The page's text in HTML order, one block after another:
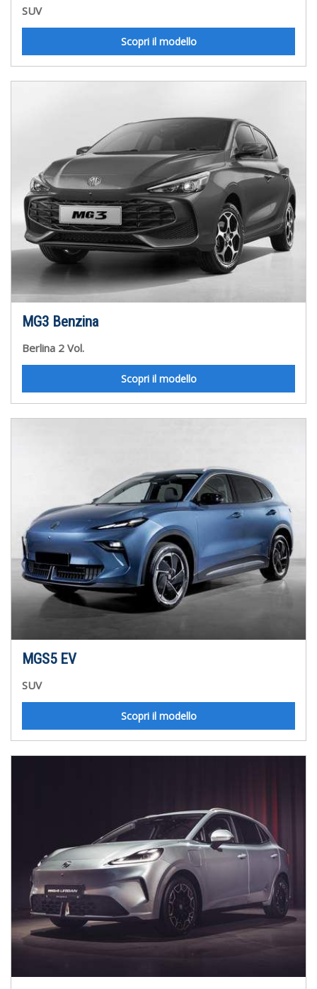
SUV
Scopri il modello
MG3 Benzina
Berlina 2 Vol.
Scopri il modello
MGS5 EV
SUV
Scopri il modello